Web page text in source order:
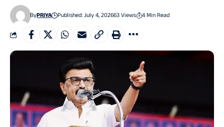
ByPRIYA Published: July 4, 202663 Views 4 Min Read